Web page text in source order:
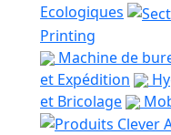
Ecologiques
Printing
Machine de
et Expédition
et Bricolage